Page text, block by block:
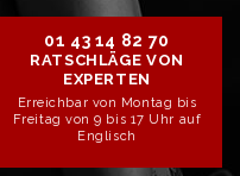
01 43 14 82 70
RATSCHLÄGE VON
EXPERTEN
Erreichbar von Montag bis
Freitag von 9 bis 17 Uhr auf
Englisch